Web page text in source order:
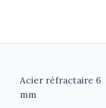
Acier réfractaire 6
mm